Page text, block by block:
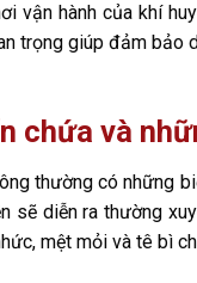
vận hành của khí
trọng giúp đảm bảo
chứa và
thường có những
sẽ diễn ra thường
mệt mỏi và tê bì